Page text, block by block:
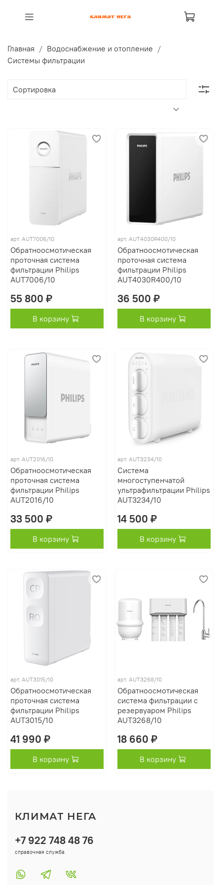
Главная
Водоснабжение и отопление
Системы фильтрации
арт. AUT7006/10
Обратноосмотическая
проточная система
фильтрации Philips
AUT7006/10
55 800 ₽
В корзину
арт. AUT4030R400/10
Обратноосмотическая
проточная система
фильтрации Philips
AUT4030R400/10
36 500 ₽
В корзину
арт. AUT2016/10
Обратноосмотическая
проточная система
фильтрации Philips
AUT2016/10
33 500 ₽
В корзину
арт. AUT3234/10
Система
многоступенчатой
ультрафильтрации Philips
AUT3234/10
14 500 ₽
В корзину
арт. AUT3015/10
Обратноосмотическая
проточная система
фильтрации Philips
AUT3015/10
41 990 ₽
В корзину
арт. AUT3268/10
Обратноосмотическая
система фильтрации с
резервуаром Philips
AUT3268/10
18 660 ₽
В корзину
+7 922 748 48 76
справочная служба
КЛИМАТ НЕГА